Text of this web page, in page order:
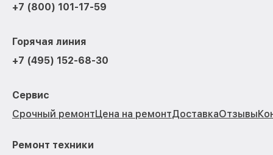
+7 (800) 101-17-59
Горячая линия
+7 (495) 152-68-30
Сервис
Срочный ремонтЦена на ремонтДоставкаОтзывы
Ремонт техники